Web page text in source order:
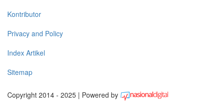
Kontributor
Privacy and Policy
Index Artikel
Sitemap
Copyright 2014 - 2025 | Powered by